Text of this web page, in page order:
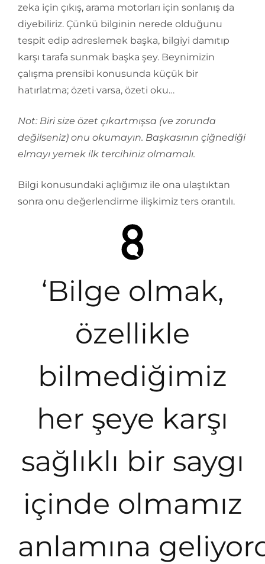
zeka için çıkış, arama motorları için sonlanış da
diyebiliriz. Çünkü bilginin nerede olduğunu
tespit edip adreslemek başka, bilgiyi damıtıp
karşı tarafa sunmak başka şey. Beynimizin
çalışma prensibi konusunda küçük bir
hatırlatma; özeti varsa, özeti oku…
Not: Biri size özet çıkartmışsa (ve zorunda
değilseniz) onu okumayın. Başkasının çiğnediği
elmayı yemek ilk tercihiniz olmamalı.
Bilgi konusundaki açlığımız ile ona ulaştıktan
sonra onu değerlendirme ilişkimiz ters orantılı.
‘Bilge olmak,
özellikle
bilmediğimiz
her şeye karşı
sağlıklı bir saygı
içinde olmamız
anlamına